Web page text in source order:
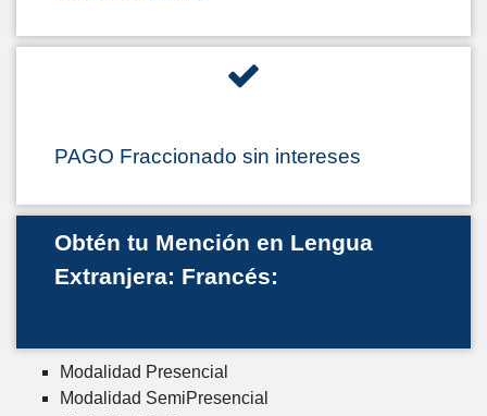
PAGO Fraccionado sin intereses
Obtén tu Mención en Lengua
Extranjera: Francés:
Modalidad Presencial
Modalidad SemiPresencial